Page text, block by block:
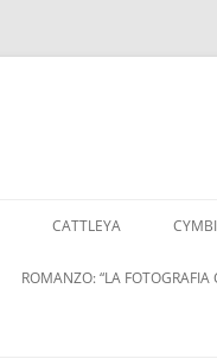
CATTLEYA
ROMANZO: “LA FOTOGRAFIA